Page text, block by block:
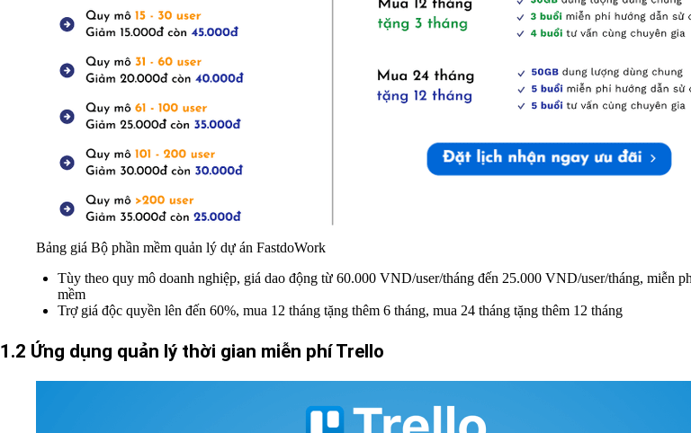
Bảng giá Bộ phần mềm quản lý dự án FastdoWork
Tùy theo quy mô doanh nghiệp, giá dao động từ 60.000 VND/user/tháng đến 25.000 VND/user/tháng, miễn
mềm
Trợ giá độc quyền lên đến 60%, mua 12 tháng tặng thêm 6 tháng, mua 24 tháng tặng thêm 12 tháng
1.2 Ứng dụng quản lý thời gian miễn phí Trello